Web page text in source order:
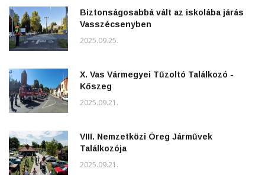
Biztonságosabbá vált az iskolába járás
Vasszécsenyben
2025.09.25.
X. Vas Vármegyei Tűzoltó Találkozó -
Kőszeg
2025.09.21.
VIII. Nemzetközi Öreg Járművek
Találkozója
2025.09.21.